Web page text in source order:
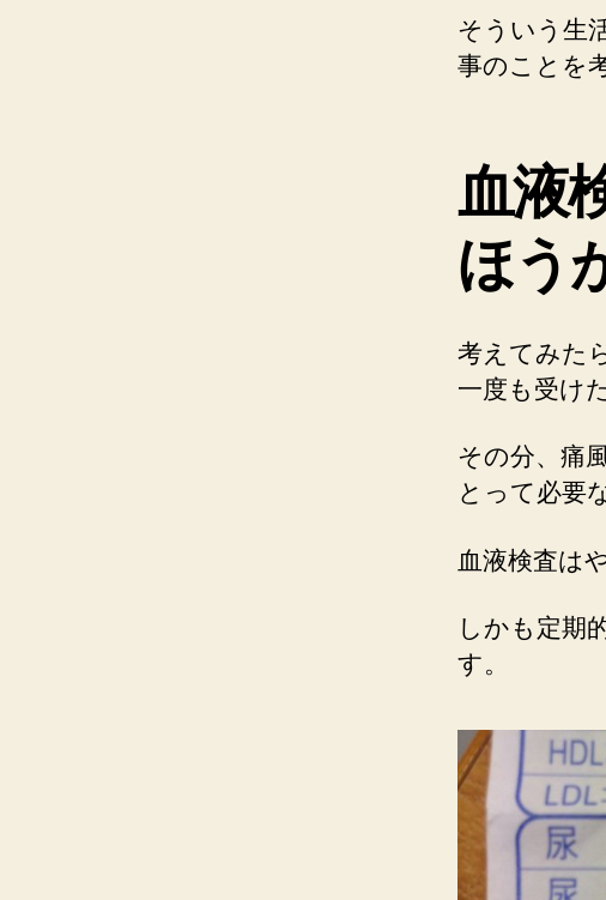
そういう生
事のことを
血液
ほう
考えてみた
一度も受け
その分、痛
とって必要
血液検査は
しかも定期
す。